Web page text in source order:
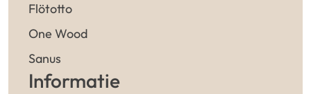
Flötotto
One Wood
Sanus
Informatie